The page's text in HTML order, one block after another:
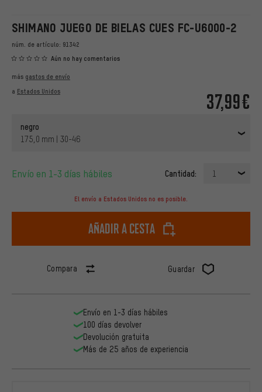
SHIMANO JUEGO DE BIELAS CUES FC-U6000-2
núm. de artículo: 91342
Aún no hay comentarios
37,99€
más gastos de envío
a Estados Unidos
negro
175,0 mm | 30-46
Envío en 1-3 días hábiles Cantidad: 1
El envío a Estados Unidos no es posible.
Añadir a cesta
Compara Guardar
Envío en 1-3 días hábiles
100 días devolver
Devolución gratuita
Más de 25 años de experiencia